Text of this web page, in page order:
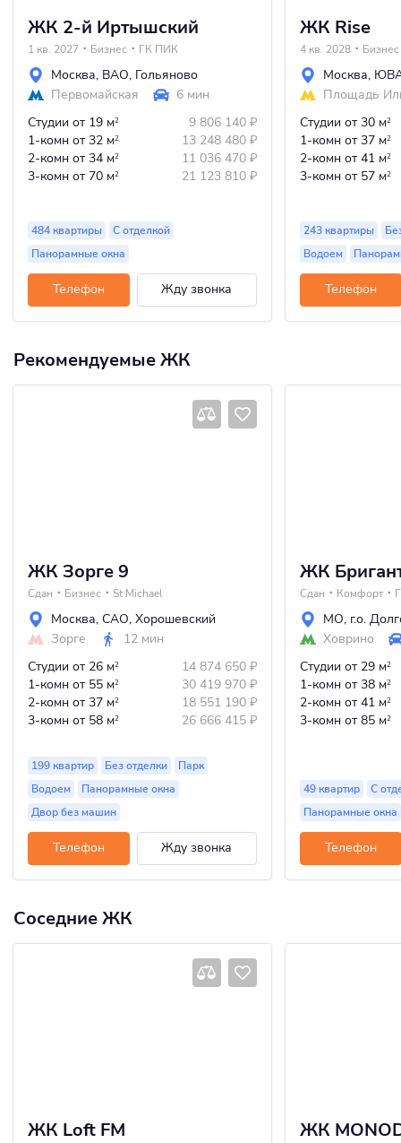
ЖК 2-й Иртышский
1 кв. 2027 Бизнес ГК ПИК
Москва, ВАО, Гольяново
Первомайская
6 мин
Студии от 19 м2 9 806 140 ₽
1-комн от 32 м2 13 248 480 ₽
2-комн от 34 м2 11 036 470 ₽
3-комн от 70 м2 21 123 810 ₽
484 квартиры
С отделкой
Панорамные окна
Телефон Жду звонка
ЖК Rise
4 кв. 2028 Бизнес
Москва,
Площадь
Студии от 30 м2
1-комн от 37 м2
2-комн от 41 м2
3-комн от 57 м2
243 квартиры
Водоем
Телефон
Рекомендуемые ЖК
ЖК Зорге 9
Сдан Бизнес St Michael
Москва, САО, Хорошевский
Зорге
12 мин
Студии от 26 м2 14 874 650 ₽
1-комн от 55 м2 30 419 970 ₽
2-комн от 37 м2 18 551 190 ₽
3-комн от 58 м2 26 666 415 ₽
199 квартир Без отделки
Парк
Водоем
Панорамные окна
Двор без машин
Телефон Жду звонка
ЖК
Сдан Комфорт
МО, г.о.
Ховрино
Студии от 29 м2
1-комн от 38 м2
2-комн от 41 м2
3-комн от 85 м2
49 квартир
С
Панорамные окна
Телефон
Соседние ЖК
ЖК Loft FM ЖК